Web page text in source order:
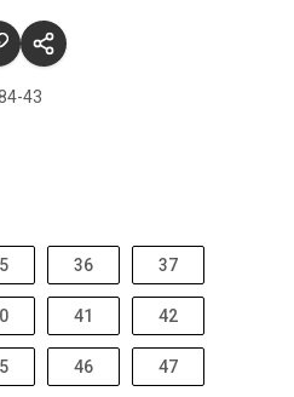
43
36 37
41 42
46 47